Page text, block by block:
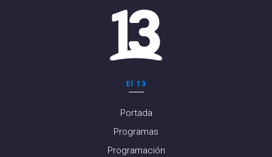
El 13
Portada
Programas
Programación